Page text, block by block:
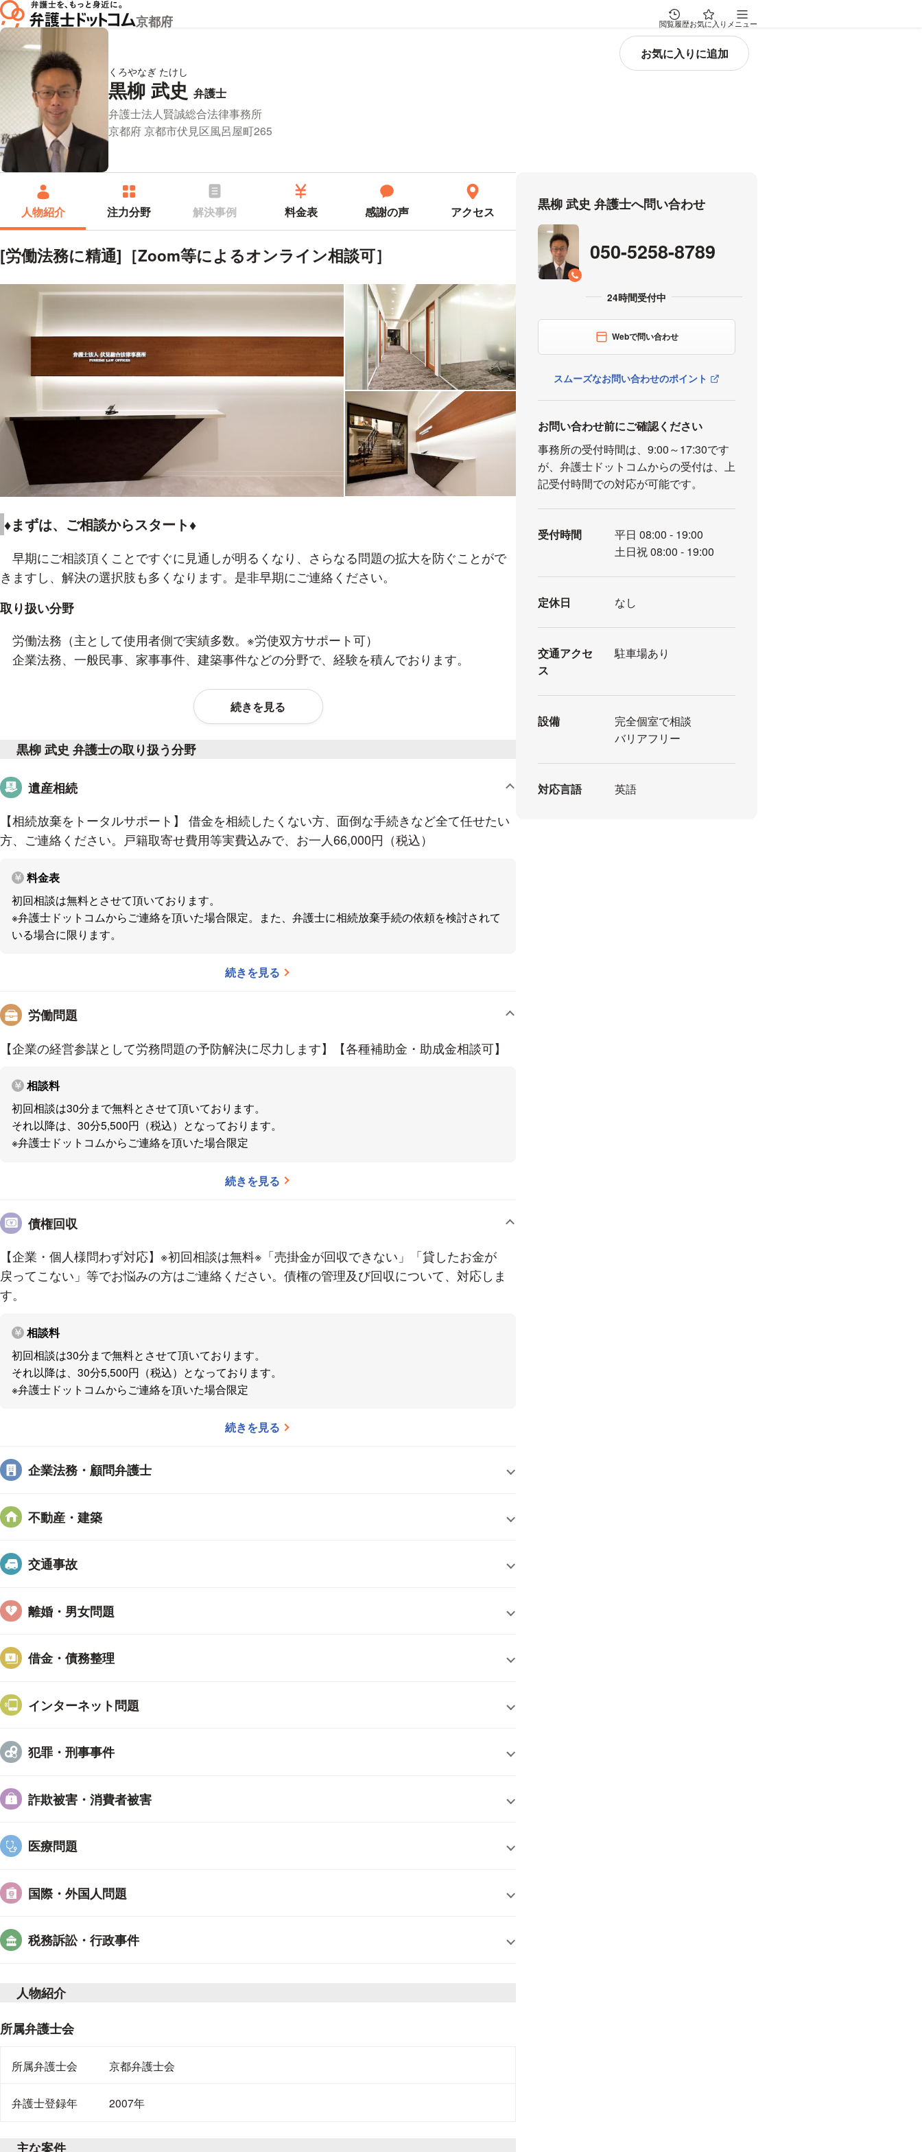
京都府 閲覧履歴お気に入り メニュー
くろやなぎ たけし
黒柳 武史 弁護士
所属事務所：
弁護士法人賢誠総合法律事務所
所在地：
京都府 京都市伏見区風呂屋町265
人物紹介 注力分野 解決事例 料金表 感謝の声 アクセス
[労働法務に精通]［Zoom等によるオンライン相談可］
♦まずは、ご相談からスタート♦
早期にご相談頂くことですぐに見通しが明るくなり、さらなる問題の拡大を防ぐことがで
きますし、解決の選択肢も多くなります。是非早期にご連絡ください。
取り扱い分野
労働法務（主として使用者側で実績多数。※労使双方サポート可）
企業法務、一般民事、家事事件、建築事件などの分野で、経験を積んでおります。
2006年（平成18年）3月 関西学院大学法科大学院 卒業
2006年（平成18年）9月 司法試験 合格
2007年（平成19年）12月 司法修習修了（60期）
弁護士登録（大阪弁護士会）
中本総合法律事務所入所
2020年（令和2年）4月 賢誠総合法律事務所 移籍
■著書等
【共著】
続きを見る
黒柳 武史 弁護士の取り扱う分野
遺産相続
【相続放棄をトータルサポート】 借金を相続したくない方、面倒な手続きなど全て任せたい
方、ご連絡ください。戸籍取寄せ費用等実費込みで、お一人66,000円（税込）
料金表
初回相談は無料とさせて頂いております。
※弁護士ドットコムからご連絡を頂いた場合限定。また、弁護士に相続放棄手続の依頼を検討されて
いる場合に限ります。
続きを見る
労働問題
【企業の経営参謀として労務問題の予防解決に尽力します】【各種補助金・助成金相談可】
相談料
初回相談は30分まで無料とさせて頂いております。
それ以降は、30分5,500円（税込）となっております。
※弁護士ドットコムからご連絡を頂いた場合限定
続きを見る
債権回収
【企業・個人様問わず対応】※初回相談は無料※「売掛金が回収できない」「貸したお金が
戻ってこない」等でお悩みの方はご連絡ください。債権の管理及び回収について、対応しま
す。
相談料
初回相談は30分まで無料とさせて頂いております。
それ以降は、30分5,500円（税込）となっております。
※弁護士ドットコムからご連絡を頂いた場合限定
続きを見る
企業法務・顧問弁護士
不動産・建築
交通事故
離婚・男女問題
借金・債務整理
インターネット問題
犯罪・刑事事件
詐欺被害・消費者被害
医療問題
国際・外国人問題
税務訴訟・行政事件
人物紹介
所属弁護士会
所属弁護士会 京都弁護士会
弁護士登録年 2007年
主な案件
黒柳 武史 弁護士へ問い合わせ
050-5258-8789
Webで問い合わせ
スムーズなお問い合わせのポイント
お問い合わせ前にご確認ください
事務所の受付時間は、9:00～17:30です
が、弁護士ドットコムからの受付は、上
記受付時間での対応が可能です。
受付時間
平日 08:00 - 19:00
土日祝 08:00 - 19:00
定休日 なし
交通アクセ
ス
駐車場あり
設備
完全個室で相談
バリアフリー
対応言語 英語